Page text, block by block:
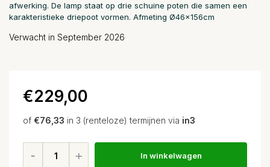
afwerking. De lamp staat op drie schuine poten die samen een
karakteristieke driepoot vormen. Afmeting Ø46x156cm
Verwacht in September 2026
€229,00
of €76,33 in 3 (renteloze) termijnen via in3
In winkelwagen